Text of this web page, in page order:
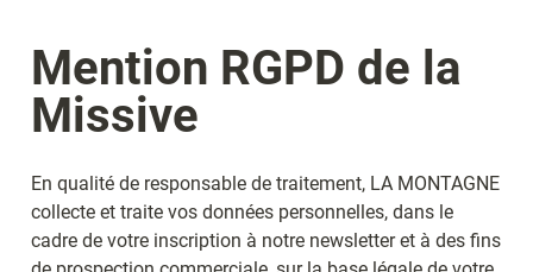
Mention RGPD de la
Missive
En qualité de responsable de traitement, LA MONTAGNE
collecte et traite vos données personnelles, dans le
cadre de votre inscription à notre newsletter et à des fins